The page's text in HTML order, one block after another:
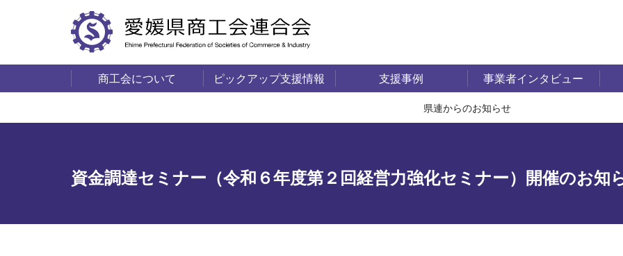
商工会について ピックアップ支援情報 支援事例 事業者インタビュー
県連からのお知らせ
資金調達セミナー（令和６年度第２回経営力強化セミナー）開催のお知